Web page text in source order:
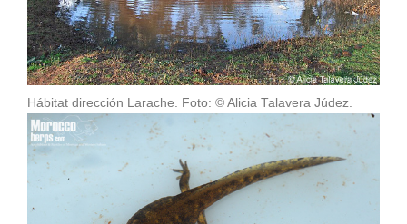
Hábitat dirección Larache. Foto: © Alicia Talavera Júdez.